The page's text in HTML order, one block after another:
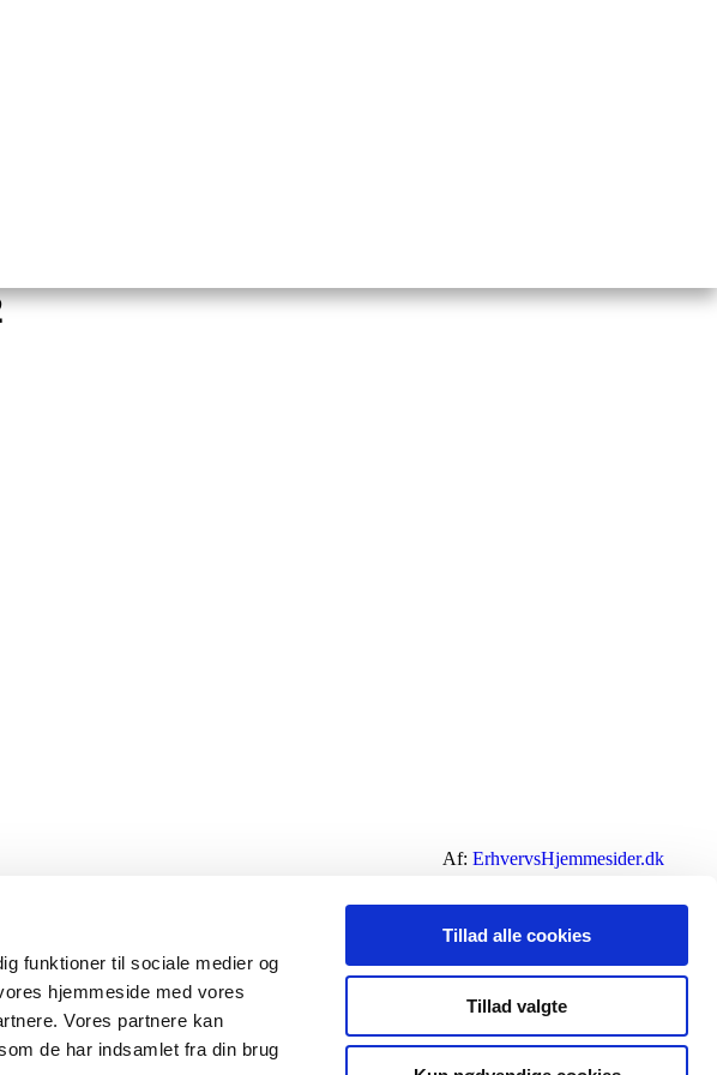
funktioner til sociale medier og
hjemmeside med vores
Vores partnere kan
de har indsamlet fra din brug
Tillad alle cookies
Tillad valgte
Af: ErhvervsHjemmesider.dk